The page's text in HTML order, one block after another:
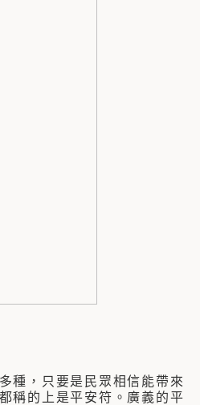
種，只要是民眾相信能帶來
稱的上是平安符。廣義的平